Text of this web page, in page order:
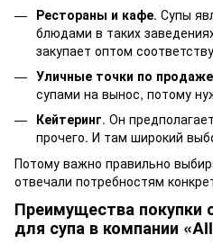
Рестораны и кафе. Супы
блюдами в таких
закупает оптом
Уличные точки по
супами на вынос, потому
Кейтеринг. Он
прочего. И там широкий
Потому важно правильно
отвечали потребностям
Преимущества покупки
для супа в компании